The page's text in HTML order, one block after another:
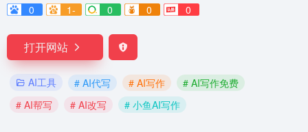
0
1- 0 0 0
打开网站
AI工具 # AI代写 # AI写作
# AI写作免费
# AI帮写
# AI改写 # 小鱼AI写作